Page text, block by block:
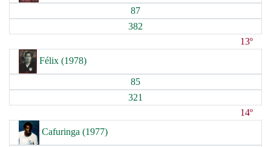
87
382
13º
Félix (1978)
85
321
14º
Cafuringa (1977)